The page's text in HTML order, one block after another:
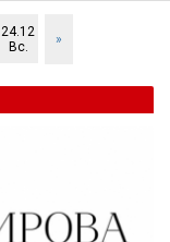
24.12
Вс.
»